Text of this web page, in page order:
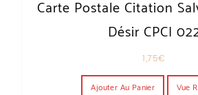
Carte Postale Citation
Désir CPCI
1,75€
Ajouter Au Panier Vue